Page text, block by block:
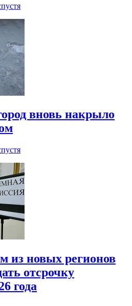
вновь накрыло
из новых регионов
отсрочку
года